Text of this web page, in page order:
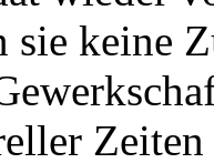
sie keine